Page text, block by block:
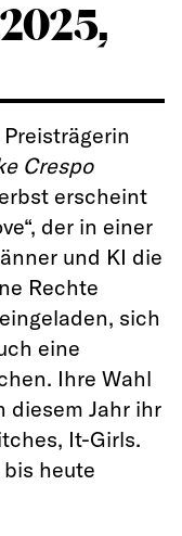
Crespo
erscheint
der in einer
und KI die
Rechte
sich
eine
Ihre Wahl
diesem Jahr ihr
It-Girls.
heute